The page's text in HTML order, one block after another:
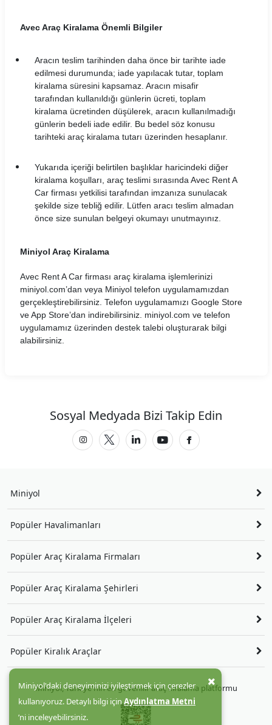
Avec Araç Kiralama Önemli Bilgiler
Aracın teslim tarihinden daha önce bir tarihte iade
edilmesi durumunda; iade yapılacak tutar, toplam
kiralama süresini kapsamaz. Aracın misafir
tarafından kullanıldığı günlerin ücreti, toplam
kiralama ücretinden düşülerek, aracın kullanılmadığı
günlerin bedeli iade edilir. Bu bedel söz konusu
tarihteki araç kiralama tutarı üzerinden hesaplanır.
Yukarıda içeriği belirtilen başlıklar haricindeki diğer
kiralama koşulları, araç teslimi sırasında Avec Rent A
Car firması yetkilisi tarafından imzanıza sunulacak
şekilde size tebliğ edilir. Lütfen aracı teslim almadan
önce size sunulan belgeyi okumayı unutmayınız.
Miniyol Araç Kiralama
Avec Rent A Car firması araç kiralama işlemlerinizi
miniyol.com’dan veya Miniyol telefon uygulamamızdan
gerçekleştirebilirsiniz. Telefon uygulamamızı Google Store
ve App Store’dan indirebilirsiniz. miniyol.com ve telefon
uygulamamız üzerinden destek talebi oluşturarak bilgi
alabilirsiniz.
Sosyal Medyada Bizi Takip Edin
Miniyol
Popüler Havalimanları
Popüler Araç Kiralama Firmaları
Popüler Araç Kiralama Şehirleri
Popüler Araç Kiralama İlçeleri
Popüler Kiralık Araçlar
Miniyol, Türkiye'nin en güvenilir araç kiralama platformu
Miniyol'daki deneyiminizi iyileştirmek için çerezler
kullanıyoruz. Detaylı bilgi içinAydınlatma Metni
’ni inceleyebilirsiniz.